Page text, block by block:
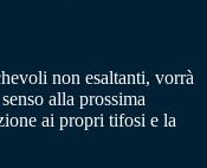
non esaltanti, vorrà
alla prossima
ai propri tifosi e la